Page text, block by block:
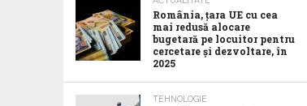
România, țara UE cu cea
mai redusă alocare
bugetară pe locuitor pentru
cercetare și dezvoltare, în
2025
TEHNOLOGIE